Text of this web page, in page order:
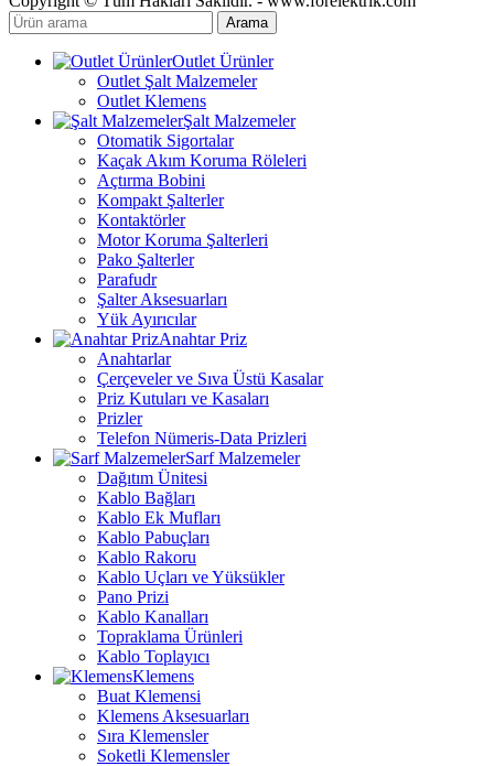
Arama
Outlet Ürünler
Outlet Şalt Malzemeler
Outlet Klemens
Şalt Malzemeler
Otomatik Sigortalar
Kaçak Akım Koruma Röleleri
Açtırma Bobini
Kompakt Şalterler
Kontaktörler
Motor Koruma Şalterleri
Pako Şalterler
Parafudr
Şalter Aksesuarları
Yük Ayırıcılar
Anahtar Priz
Anahtarlar
Çerçeveler ve Sıva Üstü Kasalar
Priz Kutuları ve Kasaları
Prizler
Telefon Nümeris-Data Prizleri
Sarf Malzemeler
Dağıtım Ünitesi
Kablo Bağları
Kablo Ek Mufları
Kablo Pabuçları
Kablo Rakoru
Kablo Uçları ve Yüksükler
Pano Prizi
Kablo Kanalları
Topraklama Ürünleri
Kablo Toplayıcı
Klemens
Buat Klemensi
Klemens Aksesuarları
Sıra Klemensler
Soketli Klemensler